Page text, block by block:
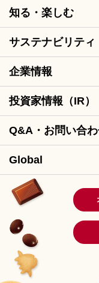
知る・楽しむ
サステナビリティ
企業情報
投資家情報（IR）
Q&A・お問い合
Global